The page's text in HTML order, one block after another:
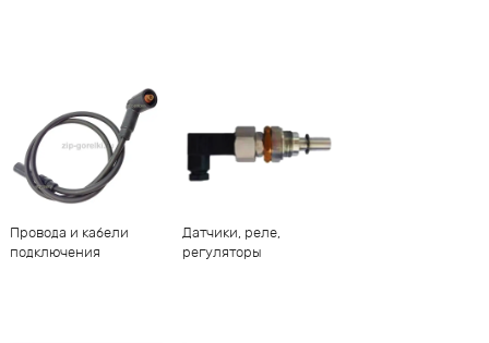
Провода и кабели
подключения
Датчики, реле,
регуляторы